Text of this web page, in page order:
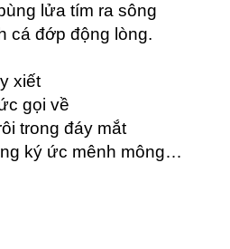
lửa tím ra sông
cá đớp động lòng.
xiết
gọi về
trong đáy mắt
ký ức mênh mông…